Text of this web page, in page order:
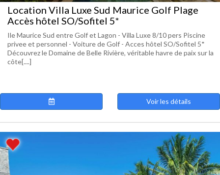
Location Villa Luxe Sud Maurice Golf Plage
Accès hôtel SO/Sofitel 5*
Ile Maurice Sud entre Golf et Lagon - Villa Luxe 8/10 pers Piscine
privee et personnel - Voiture de Golf - Acces hôtel SO/Sofitel 5*
Découvrez le Domaine de Belle Rivière, véritable havre de paix sur la
côte[....]
Voir les détails